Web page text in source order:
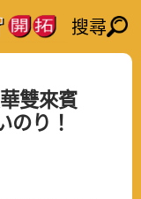
搜尋
雙來賓
のり！